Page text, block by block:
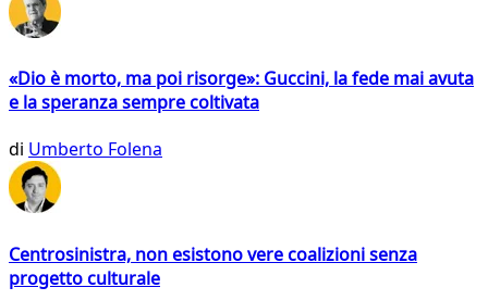
«Dio è morto, ma poi risorge»: Guccini, la fede mai avuta
e la speranza sempre coltivata
di Umberto Folena
Centrosinistra, non esistono vere coalizioni senza
progetto culturale